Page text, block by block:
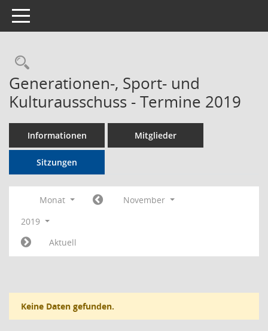
Toggle navigation
Rechercheauswahl
Generationen-, Sport- und
Kulturausschuss - Termine 2019
Informationen Mitglieder
Sitzungen
Monat
November
2019
Aktuell
Keine Daten gefunden.